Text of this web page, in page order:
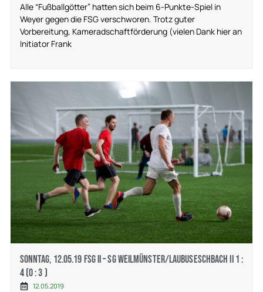
Alle “Fußballgötter” hatten sich beim 6-Punkte-Spiel in
Weyer gegen die FSG verschworen. Trotz guter
Vorbereitung, Kameradschaftförderung (vielen Dank hier an
Initiator Frank
Sonntag, 12.05.19 FSG II – SG Weilmünster/Laubuseschbach II 1 :
4 (0 : 3 )
12.05.2019